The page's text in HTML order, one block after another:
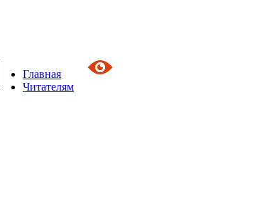
Главная
Читателям